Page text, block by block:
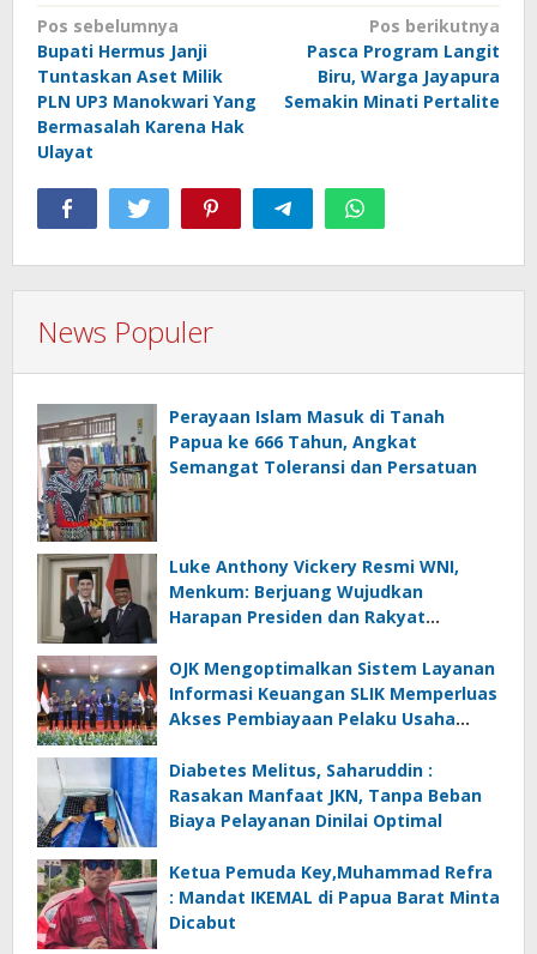
Navigasi
pos
Pos sebelumnya
Bupati Hermus Janji
Tuntaskan Aset Milik
PLN UP3 Manokwari Yang
Bermasalah Karena Hak
Ulayat
Pos berikutnya
Pasca Program Langit
Biru, Warga Jayapura
Semakin Minati Pertalite
News Populer
Perayaan Islam Masuk di Tanah
Papua ke 666 Tahun, Angkat
Semangat Toleransi dan Persatuan
Luke Anthony Vickery Resmi WNI,
Menkum: Berjuang Wujudkan
Harapan Presiden dan Rakyat
OJK Mengoptimalkan Sistem Layanan
Informasi Keuangan SLIK Memperluas
Akses Pembiayaan Pelaku Usaha
Diabetes Melitus, Saharuddin :
Rasakan Manfaat JKN, Tanpa Beban
Biaya Pelayanan Dinilai Optimal
Ketua Pemuda Key,Muhammad Refra
: Mandat IKEMAL di Papua Barat Minta
Dicabut